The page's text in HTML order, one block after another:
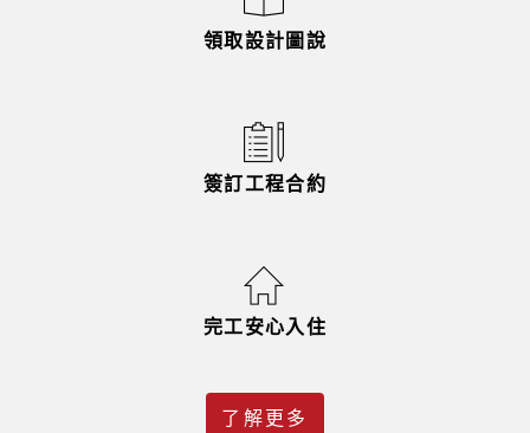
領取設計圖說
簽訂工程合約
完工安心入住
了解更多